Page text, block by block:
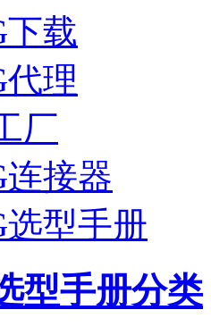
载
理
厂
接器
型手册
型手册分类